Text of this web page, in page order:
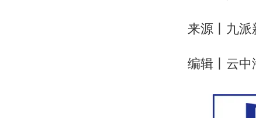
来源丨九派
编辑丨云中